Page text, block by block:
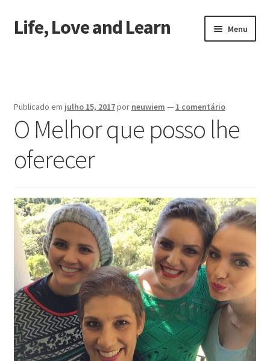
Pular
para
Pular
para
Life, Love and Learn Menu
Publicado em julho 15, 2017por neuwiem — 1 comentário
O Melhor que posso lhe
oferecer